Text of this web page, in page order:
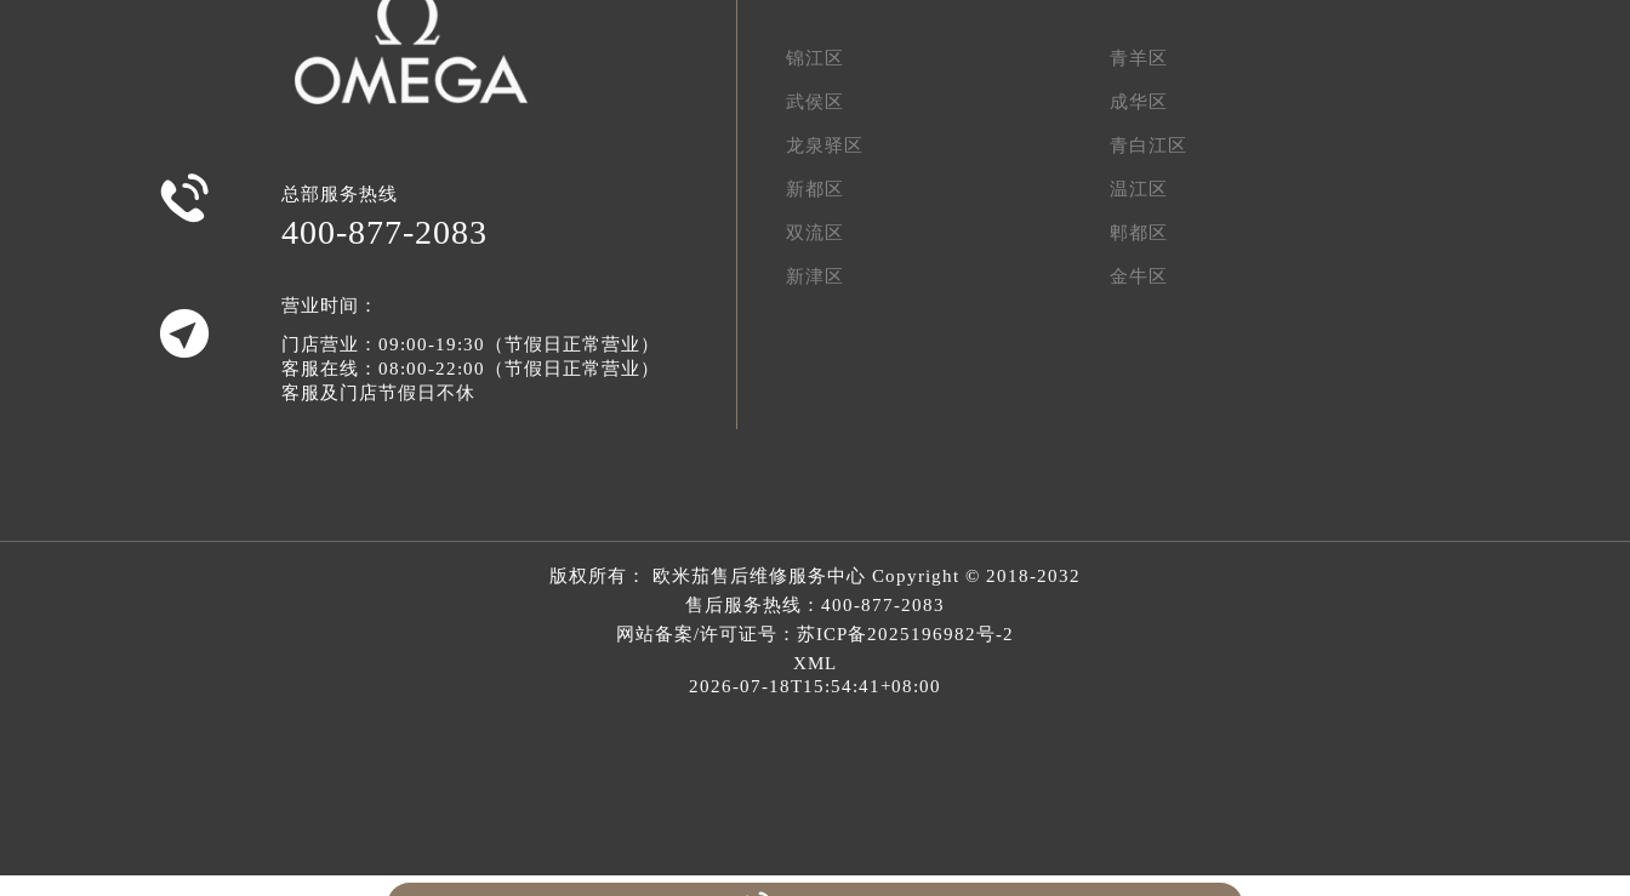
 总部服务热线
400-877-2083

营业时间：
门店营业：09:00-19:30（节假日正常营业）
客服在线：08:00-22:00（节假日正常营业）
客服及门店节假日不休
锦江区 青羊区
武侯区 成华区
龙泉驿区 青白江区
新都区 温江区
双流区 郫都区
新津区 金牛区
版权所有： 欧米茄售后维修服务中心 Copyright © 2018-2032
售后服务热线： 400-877-2083
网站备案/许可证号：苏ICP备2025196982号-2
XML
2026-07-18T15:54:41+08:00